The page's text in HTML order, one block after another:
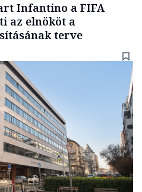
Infantino a FIFA
az elnököt a
terve